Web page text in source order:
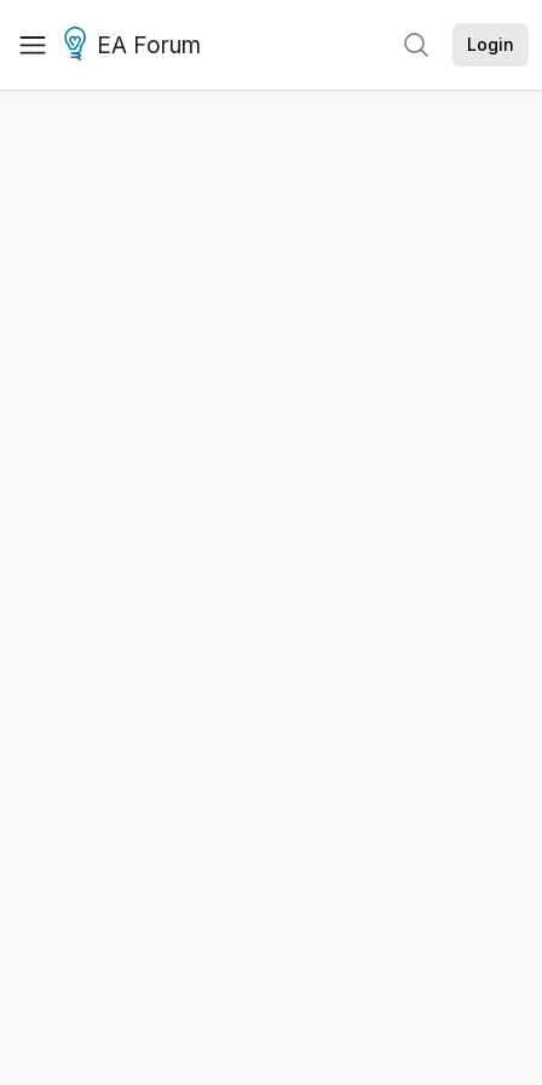
EA Forum Login